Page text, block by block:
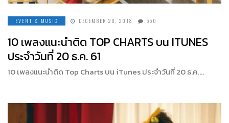
EVENT & MUSIC DECEMBER 20, 2018 550
10 เพลงแนะนำติด TOP CHARTS บน ITUNES
ประจำวันที่ 20 ธ.ค. 61
10 เพลงแนะนำติด Top Charts บน iTunes ประจำวันที่ 20 ธ.ค….